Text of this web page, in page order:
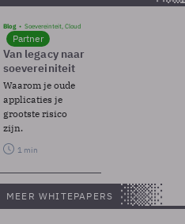
Blog Soevereinteit, Cloud
Partner
Van legacy naar
soevereiniteit
Waarom je oude
applicaties je
grootste risico
zijn.
1 min
MEER WHITEPAPERS